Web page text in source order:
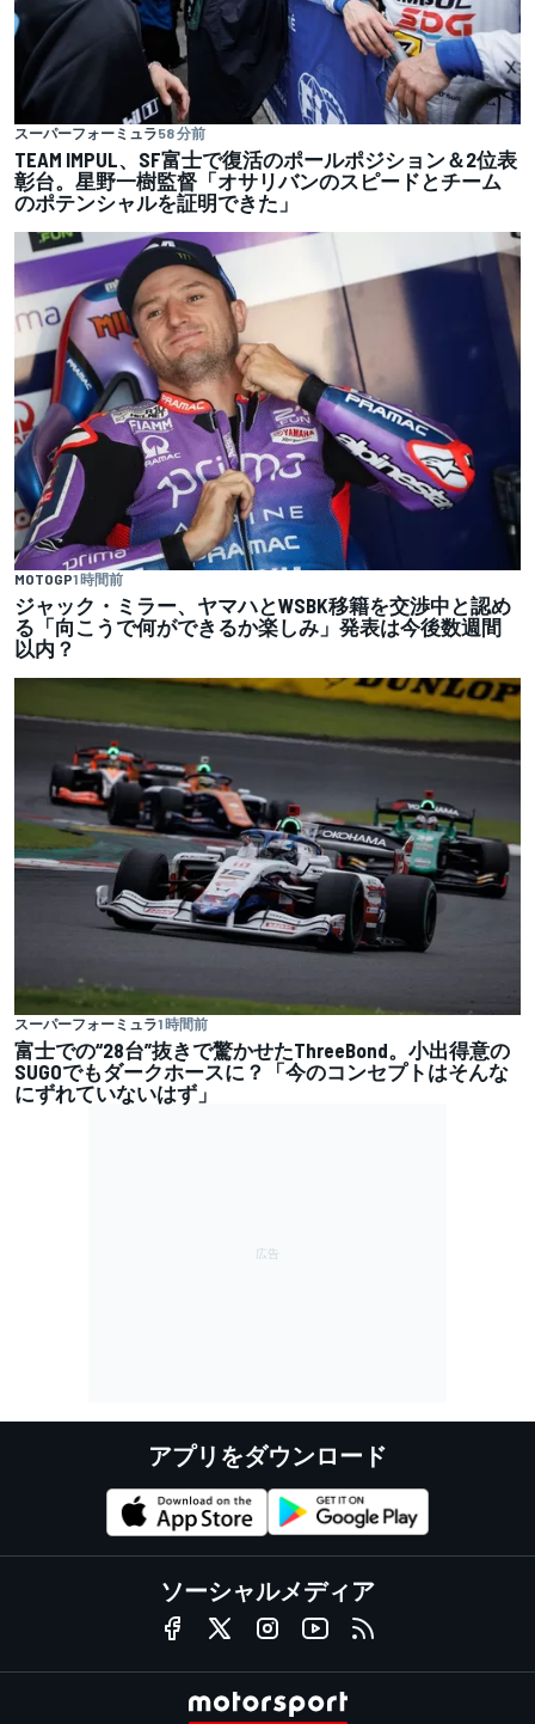
スーパーフォーミュラ58 分前
TEAM IMPUL、SF富士で復活のポールポジション＆2位表
彰台。星野一樹監督「オサリバンのスピードとチーム
のポテンシャルを証明できた」
MOTOGP1 時間前
ジャック・ミラー、ヤマハとWSBK移籍を交渉中と認め
る「向こうで何ができるか楽しみ」発表は今後数週間
以内？
スーパーフォーミュラ1 時間前
富士での“28台”抜きで驚かせたThreeBond。小出得意の
SUGOでもダークホースに？「今のコンセプトはそんな
にずれていないはず」
アプリをダウンロード
ソーシャルメディア